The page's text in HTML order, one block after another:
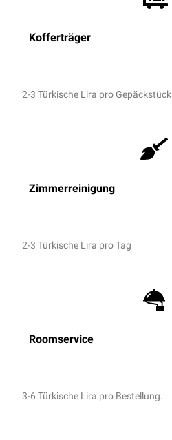
Kofferträger
2-3 Türkische Lira pro Gepäckstück
Zimmerreinigung
2-3 Türkische Lira pro Tag
Roomservice
3-6 Türkische Lira pro Bestellung.